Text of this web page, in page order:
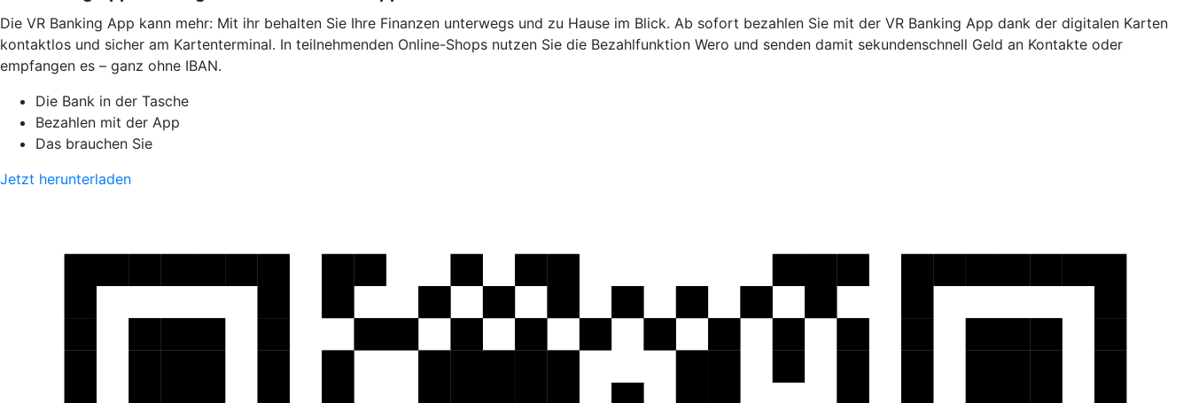
Die VR Banking App kann mehr: Mit ihr behalten Sie Ihre Finanzen unterwegs und zu Hause im Blick. Ab sofort bezahlen Sie mit der VR Banking App dank der digitalen Karten
kontaktlos und sicher am Kartenterminal. In teilnehmenden Online-Shops nutzen Sie die Bezahlfunktion Wero und senden damit sekundenschnell Geld an Kontakte oder
empfangen es – ganz ohne IBAN.
Die Bank in der Tasche
Bezahlen mit der App
Das brauchen Sie
Jetzt herunterladen